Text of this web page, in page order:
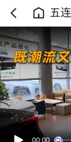
五
威S
00:00